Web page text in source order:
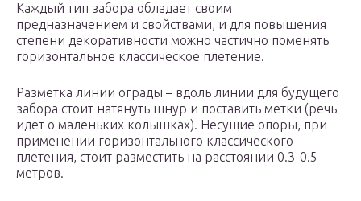
Каждый тип забора обладает своим
предназначением и свойствами, и для повышения
степени декоративности можно частично поменять
горизонтальное классическое плетение.
Разметка линии ограды – вдоль линии для будущего
забора стоит натянуть шнур и поставить метки (речь
идет о маленьких колышках). Несущие опоры, при
применении горизонтального классического
плетения, стоит разместить на расстоянии 0.3-0.5
метров.